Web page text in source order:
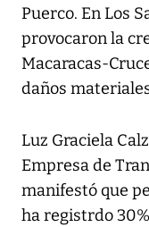
Puerco. En Los
provocaron la
Macaracas-
daños
Luz Graciela
Empresa de
manifestó que
ha registrdo